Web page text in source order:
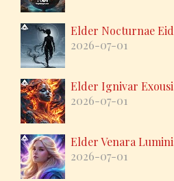
Elder Nocturnae
2026-07-01
Elder Ignivar
2026-07-01
Elder Venara
2026-07-01